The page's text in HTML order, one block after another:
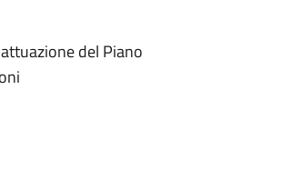
del Piano